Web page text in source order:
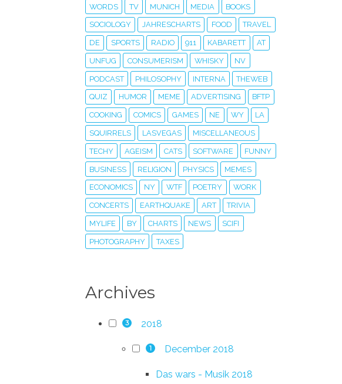
WORDS TV MUNICH MEDIA BOOKS
SOCIOLOGY JAHRESCHARTS FOOD TRAVEL
DE SPORTS RADIO 911 KABARETT AT
UNFUG CONSUMERISM WHISKY NV
PODCAST PHILOSOPHY INTERNA THEWEB
QUIZ HUMOR MEME ADVERTISING BFTP
COOKING COMICS GAMES NE WY LA
SQUIRRELS LASVEGAS MISCELLANEOUS
TECHY AGEISM CATS SOFTWARE FUNNY
BUSINESS RELIGION PHYSICS MEMES
ECONOMICS NY WTF POETRY WORK
CONCERTS EARTHQUAKE ART TRIVIA
MYLIFE BY CHARTS NEWS SCIFI
PHOTOGRAPHY TAXES
Archives
3 2018
1 December 2018
Das wars - Musik 2018